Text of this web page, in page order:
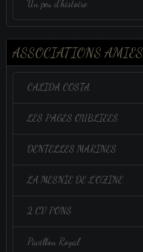
Un peu d'histoire
ASSOCIATIONS AMIES
CALIDA COSTA
LES PAGES OUBLIEES
DENTELLES MARINES
LA MESNIE DE L'OZINE
2 CV PONS
Pavillon Royal